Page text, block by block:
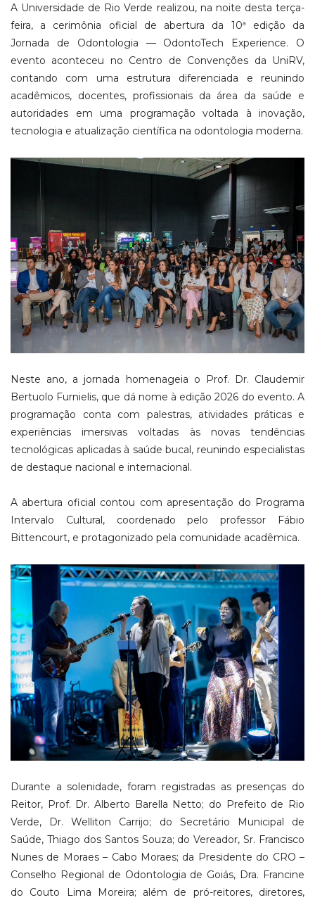
A Universidade de Rio Verde realizou, na noite desta terça-
feira, a cerimônia oficial de abertura da 10ª edição da
Jornada de Odontologia — OdontoTech Experience. O
evento aconteceu no Centro de Convenções da UniRV,
contando com uma estrutura diferenciada e reunindo
acadêmicos, docentes, profissionais da área da saúde e
autoridades em uma programação voltada à inovação,
tecnologia e atualização científica na odontologia moderna.
Neste ano, a jornada homenageia o Prof. Dr. Claudemir
Bertuolo Furnielis, que dá nome à edição 2026 do evento. A
programação conta com palestras, atividades práticas e
experiências imersivas voltadas às novas tendências
tecnológicas aplicadas à saúde bucal, reunindo especialistas
de destaque nacional e internacional.
A abertura oficial contou com apresentação do Programa
Intervalo Cultural, coordenado pelo professor Fábio
Bittencourt, e protagonizado pela comunidade acadêmica.
Durante a solenidade, foram registradas as presenças do
Reitor, Prof. Dr. Alberto Barella Netto; do Prefeito de Rio
Verde, Dr. Welliton Carrijo; do Secretário Municipal de
Saúde, Thiago dos Santos Souza; do Vereador, Sr. Francisco
Nunes de Moraes – Cabo Moraes; da Presidente do CRO –
Conselho Regional de Odontologia de Goiás, Dra. Francine
do Couto Lima Moreira; além de pró-reitores, diretores,